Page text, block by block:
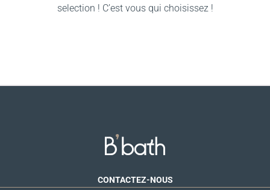
selection ! C’est vous qui choisissez !
CONTACTEZ-NOUS